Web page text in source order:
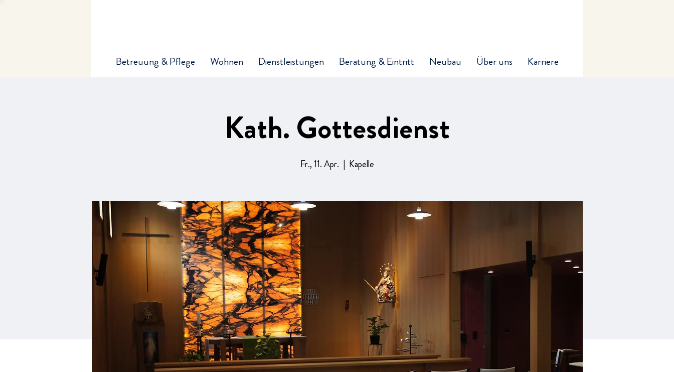
Betreuung & Pflege Wohnen Dienstleistungen Beratung & Eintritt Neubau Über uns Karriere
Kath. Gottesdienst
Fr., 11. Apr.
  |
Kapelle